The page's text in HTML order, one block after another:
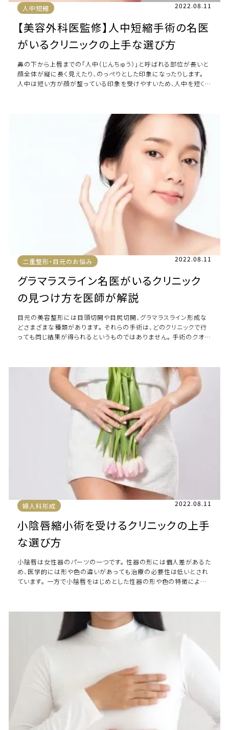
人中短縮 2022.08.11
【美容外科医監修】人中短縮手術の名医
がいるクリニックの上手な選び方
鼻の下から上唇までの「人中（じんちゅう）」と呼ばれる部位が長いと
顔全体が縦に長く見えたり、のっぺりとした印象になったりします。
人中は短い方が顔が整っている印象を受けやすいため、人中を短くし
二重整形・目元のお悩み 2022.08.11
グラマラスライン名医がいるクリニック
の見つけ方を医師が解説
目元の美容整形には目頭切開や目尻切開、グラマラスライン形成な
どさまざまな種類があります。 それらの手術は、どのクリニックで行
っても同じ結果が得られるというものではありません。 手術のクオリ
婦人科形成 2022.08.11
小陰唇縮小術を受けるクリニックの上手
な選び方
小陰唇は女性器のパーツの一つです。 性器の形には個人差があるた
め、医学的には形や色の違いがあっても治療の必要性は低いとされ
ています。 一方で小陰唇をはじめとした性器の形や色の特徴によっ